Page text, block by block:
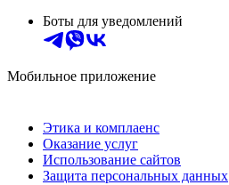
Боты для уведомлений
Мобильное приложение
Этика и комплаенс
Оказание услуг
Использование сайтов
Защита персональных данных